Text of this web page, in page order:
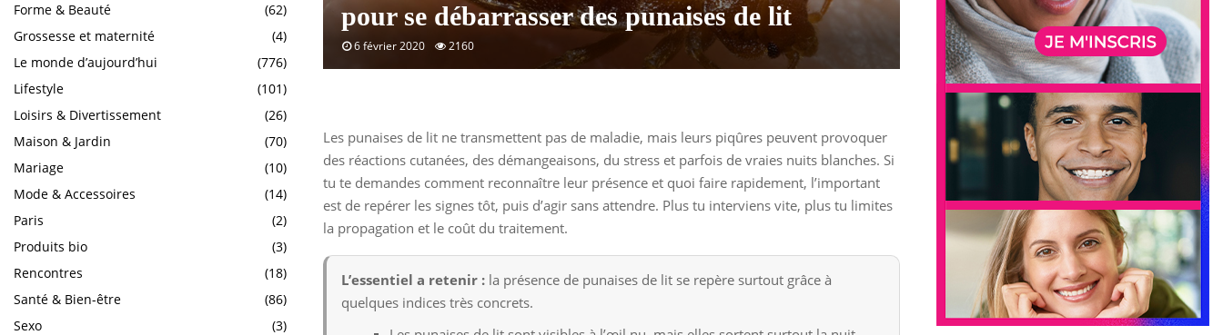
pour se débarrasser des punaises de lit
6 février 2020 2160
Les punaises de lit ne transmettent pas de maladie, mais leurs piqûres peuvent provoquer
des réactions cutanées, des démangeaisons, du stress et parfois de vraies nuits blanches. Si
tu te demandes comment reconnaître leur présence et quoi faire rapidement, l’important
est de repérer les signes tôt, puis d’agir sans attendre. Plus tu interviens vite, plus tu limites
la propagation et le coût du traitement.
L’essentiel a retenir : la présence de punaises de lit se repère surtout grâce à
quelques indices très concrets.
Forme & Beauté
(62)
Grossesse et maternité
(4)
Le monde d’aujourd’hui
(776)
Lifestyle
(101)
Loisirs & Divertissement
(26)
Maison & Jardin
(70)
Mariage
(10)
Mode & Accessoires
(14)
Paris
(2)
Produits bio
(3)
Rencontres
(18)
Santé & Bien-être
(86)
Sexo
(3)